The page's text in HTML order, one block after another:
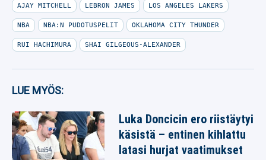
AJAY MITCHELL LEBRON JAMES LOS ANGELES LAKERS
NBA NBA:N PUDOTUSPELIT OKLAHOMA CITY THUNDER
RUI HACHIMURA SHAI GILGEOUS-ALEXANDER
LUE MYÖS:
Luka Doncicin ero riistäytyi
käsistä – entinen kihlattu
latasi hurjat vaatimukset